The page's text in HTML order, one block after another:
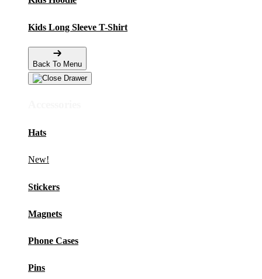
Kids Long Sleeve T-Shirt
Back To Menu
Hats
New!
Stickers
Magnets
Phone Cases
Pins